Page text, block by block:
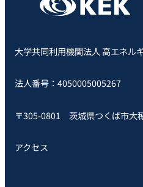
大学共同利用機関法人 高エネル
法人番号：4050005005267
〒305-0801 茨城県つくば市大
アクセス